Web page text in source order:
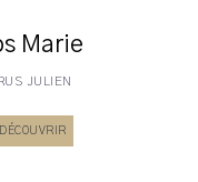
Marie
JULIEN
DÉCOUVRIR